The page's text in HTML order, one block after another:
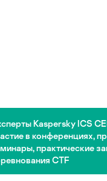
Kaspersky ICS
в конференциях,
практические
CTF